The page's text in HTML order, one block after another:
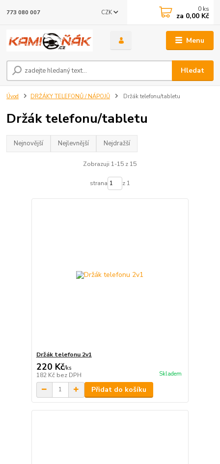
Menu
CZK
Hledat
773 080 007 0 ks
za 0,00 Kč
Úvod DRŽÁKY TELEFONŮ / NÁPOJŮ Držák telefonu/tabletu
Držák telefonu/tabletu
Nejnovější Nejlevnější Nejdražší
Zobrazuji 1-15 z 15
strana z 1
Držák telefonu 2v1
220 Kč/ks
182 Kč bez DPH Skladem
Přidat do košíku